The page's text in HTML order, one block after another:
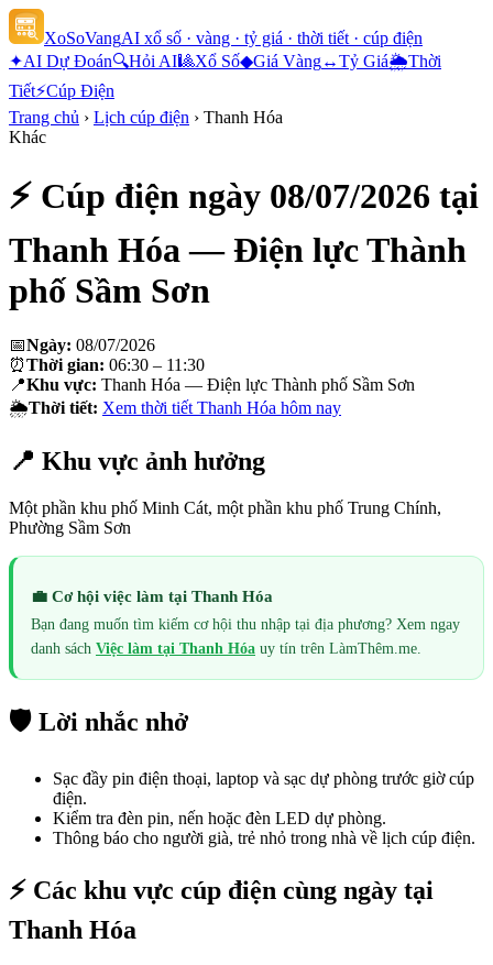
XoSoVangAI xổ số · vàng · tỷ giá · thời tiết · cúp điện
✦AI Dự Đoán🔍Hỏi AI🎱Xổ Số◆Giá Vàng↔Tỷ Giá🌦Thời
Tiết⚡Cúp Điện
Trang chủ › Lịch cúp điện › Thanh Hóa
Khác
⚡ Cúp điện ngày 08/07/2026 tại
Thanh Hóa — Điện lực Thành
phố Sầm Sơn
📅Ngày: 08/07/2026
⏰Thời gian: 06:30 – 11:30
📍Khu vực: Thanh Hóa — Điện lực Thành phố Sầm Sơn
🌦Thời tiết: Xem thời tiết Thanh Hóa hôm nay
📍 Khu vực ảnh hưởng
Một phần khu phố Minh Cát, một phần khu phố Trung Chính,
Phường Sầm Sơn
💼 Cơ hội việc làm tại Thanh Hóa
Bạn đang muốn tìm kiếm cơ hội thu nhập tại địa phương? Xem ngay
danh sách Việc làm tại Thanh Hóa uy tín trên LàmThêm.me.
🛡️ Lời nhắc nhở
Sạc đầy pin điện thoại, laptop và sạc dự phòng trước giờ cúp
điện.
Kiểm tra đèn pin, nến hoặc đèn LED dự phòng.
Thông báo cho người già, trẻ nhỏ trong nhà về lịch cúp điện.
⚡ Các khu vực cúp điện cùng ngày tại
Thanh Hóa